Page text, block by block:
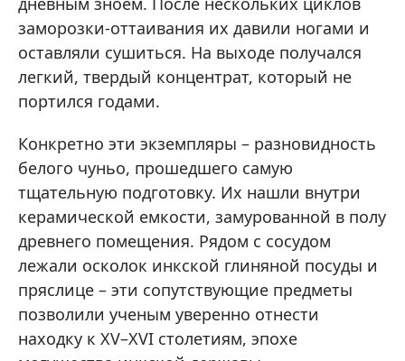
заморозки-оттаивания их давили ногами и
оставляли сушиться. На выходе получался
легкий, твердый концентрат, который не
портился годами.
Конкретно эти экземпляры – разновидность
белого чуньо, прошедшего самую
тщательную подготовку. Их нашли внутри
керамической емкости, замурованной в полу
древнего помещения. Рядом с сосудом
лежали осколок инкской глиняной посуды и
пряслице – эти сопутствующие предметы
позволили ученым уверенно отнести
находку к XV–XVI столетиям, эпохе